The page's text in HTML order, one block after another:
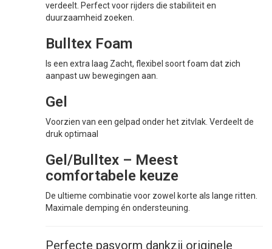
verdeelt. Perfect voor rijders die stabiliteit en
duurzaamheid zoeken.
Bulltex Foam
Is een extra laag Zacht, flexibel soort foam dat zich
aanpast uw bewegingen aan.
Gel
Voorzien van een gelpad onder het zitvlak. Verdeelt de
druk optimaal
Gel/Bulltex – Meest
comfortabele keuze
De ultieme combinatie voor zowel korte als lange ritten.
Maximale demping én ondersteuning.
Perfecte pasvorm dankzij originele